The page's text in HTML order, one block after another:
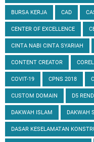
BURSA KERJA CAD
CENTER OF EXCELLENCE
CINTA NABI CINTA SYARIAH
CONTENT CREATOR COREL
COVIT-19 CPNS 2018
CUSTOM DOMAIN D5
DAKWAH ISLAM DAKWAH
DASAR KESELAMATAN